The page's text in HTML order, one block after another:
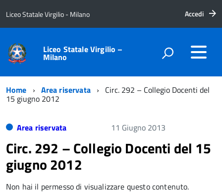
Liceo Statale Virgilio - Milano Accedi
Liceo Statale Virgilio –
Milano
Home Area riservata Circ. 292 – Collegio Docenti del
15 giugno 2012
Area riservata 11 Giugno 2013
Circ. 292 – Collegio Docenti del 15
giugno 2012
Non hai il permesso di visualizzare questo contenuto.